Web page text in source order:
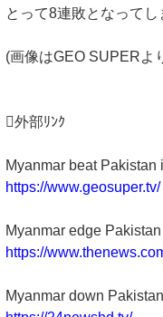
とって8連敗となってし
(画像はGEO SUPERよ
外部ﾘﾝｸ
Myanmar beat
https://www.geosuper.tv/
Myanmar edge
https://
Myanmar down